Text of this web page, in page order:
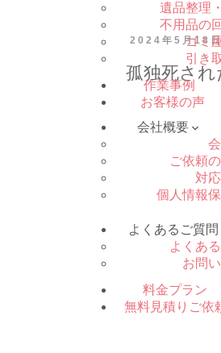
遺品整理
不用品の
ゴミ
引き
作業事例
お客様の声
会社概要 
ご依頼
対
個人情報
よくあるご質問
よくあ
お問
料金プラン
無料見積りご依
2024年5月18
孤独死され